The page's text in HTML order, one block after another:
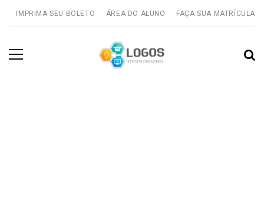
IMPRIMA SEU BOLETO ÁREA DO ALUNO FAÇA SUA MATRÍCULA